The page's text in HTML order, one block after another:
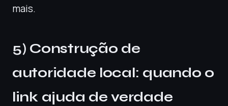
mais.
5) Construção de
autoridade local: quando o
link ajuda de verdade